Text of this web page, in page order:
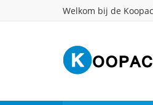
Welkom bij de